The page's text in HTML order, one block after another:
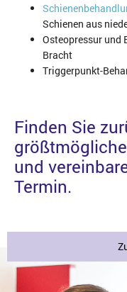
Schienen aus
Osteopressur und
Bracht
Triggerpunkt-
Finden Sie
und
Termin.